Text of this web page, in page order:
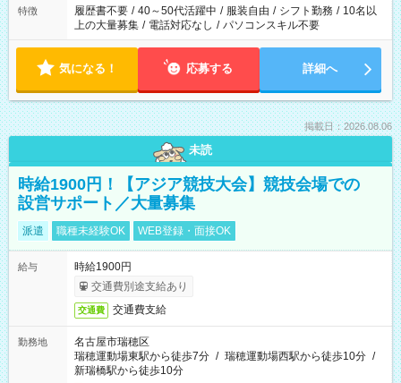
特徴 履歴書不要 / 40～50代活躍中 / 服装自由 / シフト勤務 / 10名以
上の大量募集 / 電話対応なし / パソコンスキル不要
気になる！ 応募する 詳細へ
掲載日：2026.08.06
未読
時給1900円！【アジア競技大会】競技会場での
設営サポート／大量募集
派遣 職種未経験OK WEB登録・面接OK
給与
時給1900円
交通費別途支給あり
交通費 交通費支給
勤務地
名古屋市瑞穂区
瑞穂運動場東駅から徒歩7分 / 瑞穂運動場西駅から徒歩10分 /
新瑞橋駅から徒歩10分